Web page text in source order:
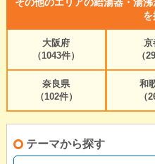
大阪府
（1043件）
京
（
奈良県
（102件）
和
（
テーマから探す